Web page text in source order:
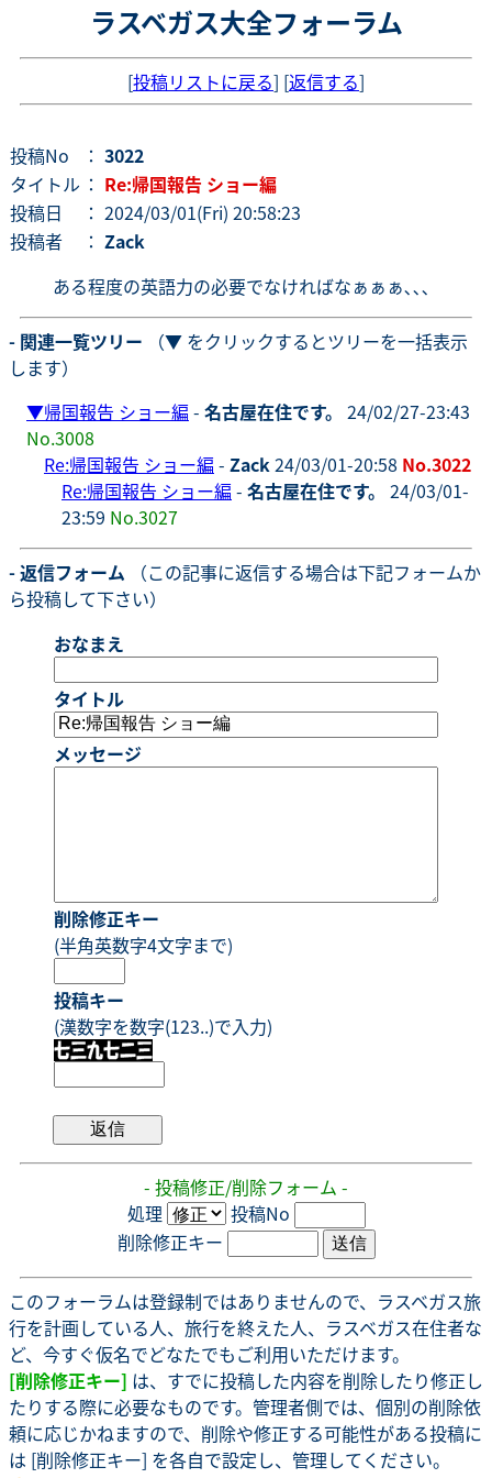
ラスベガス大全フォーラム
[投稿リストに戻る] [返信する]
投稿No ： 3022
タイトル ： Re:帰国報告 ショー編
投稿日
： 2024/03/01(Fri) 20:58:23
投稿者
： Zack
ある程度の英語力の必要でなければなぁぁぁ､､､
- 関連一覧ツリー （▼ をクリックするとツリーを一括表示
します）
▼帰国報告 ショー編 - 名古屋在住です。 24/02/27-23:43
No.3008
Re:帰国報告 ショー編 - Zack24/03/01-20:58 No.3022
Re:帰国報告 ショー編 - 名古屋在住です。 24/03/01-
23:59 No.3027
- 返信フォーム （この記事に返信する場合は下記フォームか
ら投稿して下さい）
おなまえ
タイトル
メッセージ
削除修正キー
(半角英数字4文字まで)
投稿キー
(漢数字を数字(123..)で入力)
- 投稿修正/削除フォーム -
処理
投稿No
削除修正キー
このフォーラムは登録制ではありませんので、ラスベガス旅
行を計画している人、旅行を終えた人、ラスベガス在住者な
ど、今すぐ仮名でどなたでもご利用いただけます。
[削除修正キー] は、すでに投稿した内容を削除したり修正し
たりする際に必要なものです。管理者側では、個別の削除依
頼に応じかねますので、削除や修正する可能性がある投稿に
は [削除修正キー] を各自で設定し、管理してください。